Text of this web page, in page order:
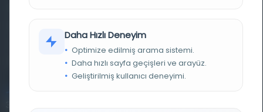
materyalleri bir araya getiren kapsamlı bir dijital
kütüphane ve meta katalog.
Daha Hızlı Deneyim
Optimize edilmiş arama sistemi.
Daha hızlı sayfa geçişleri ve arayüz.
Geliştirilmiş kullanıcı deneyimi.